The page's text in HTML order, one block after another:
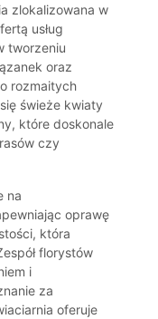
zlokalizowana w
usług
tworzeniu
oraz
rozmaitych
świeże kwiaty
które doskonale
czy
na
oprawę
która
florystów
i
za
oferuje